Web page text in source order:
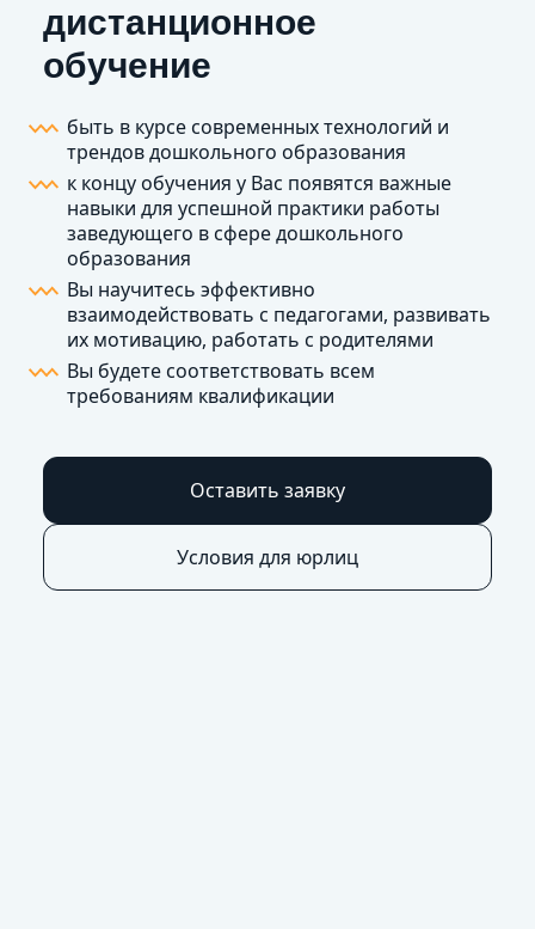
дистанционное
обучение
быть в курсе современных технологий и
трендов дошкольного образования
к концу обучения у Вас появятся важные
навыки для успешной практики работы
заведующего в сфере дошкольного
образования
Вы научитесь эффективно
взаимодействовать с педагогами, развивать
их мотивацию, работать с родителями
Вы будете соответствовать всем
требованиям квалификации
Оставить заявку
Условия для юрлиц